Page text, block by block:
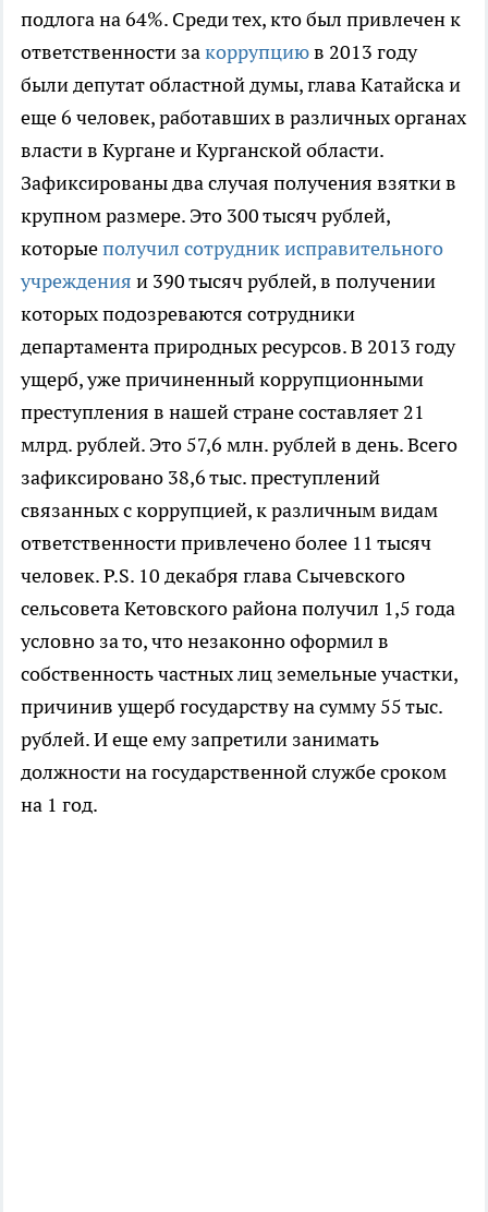
подлога на 64%. Среди тех, кто был привлечен к
ответственности закоррупциюв 2013 году
были депутат областной думы, глава Катайска и
еще 6 человек, работавших в различных органах
власти в Кургане и Курганской области.
Зафиксированы два случая получения взятки в
крупном размере. Это 300 тысяч рублей,
которыеполучил сотрудник исправительного
учреждения и 390 тысяч рублей, в получении
которых подозреваются сотрудники
департамента природных ресурсов. В 2013 году
ущерб, уже причиненный коррупционными
преступления в нашей стране составляет 21
млрд. рублей. Это 57,6 млн. рублей в день. Всего
зафиксировано 38,6 тыс. преступлений
связанных с коррупцией, к различным видам
ответственности привлечено более 11 тысяч
человек. P.S. 10 декабря глава Сычевского
сельсовета Кетовского района получил 1,5 года
условно за то, что незаконно оформил в
собственность частных лиц земельные участки,
причинив ущерб государству на сумму 55 тыс.
рублей. И еще ему запретили занимать
должности на государственной службе сроком
на 1 год.